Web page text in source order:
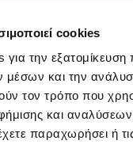
cookies
την
μέσων και την
τον τρόπο που
και
παραχωρήσει ή